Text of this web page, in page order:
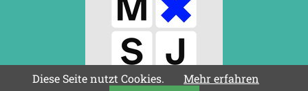
Diese Seite nutzt Cookies. Mehr erfahren